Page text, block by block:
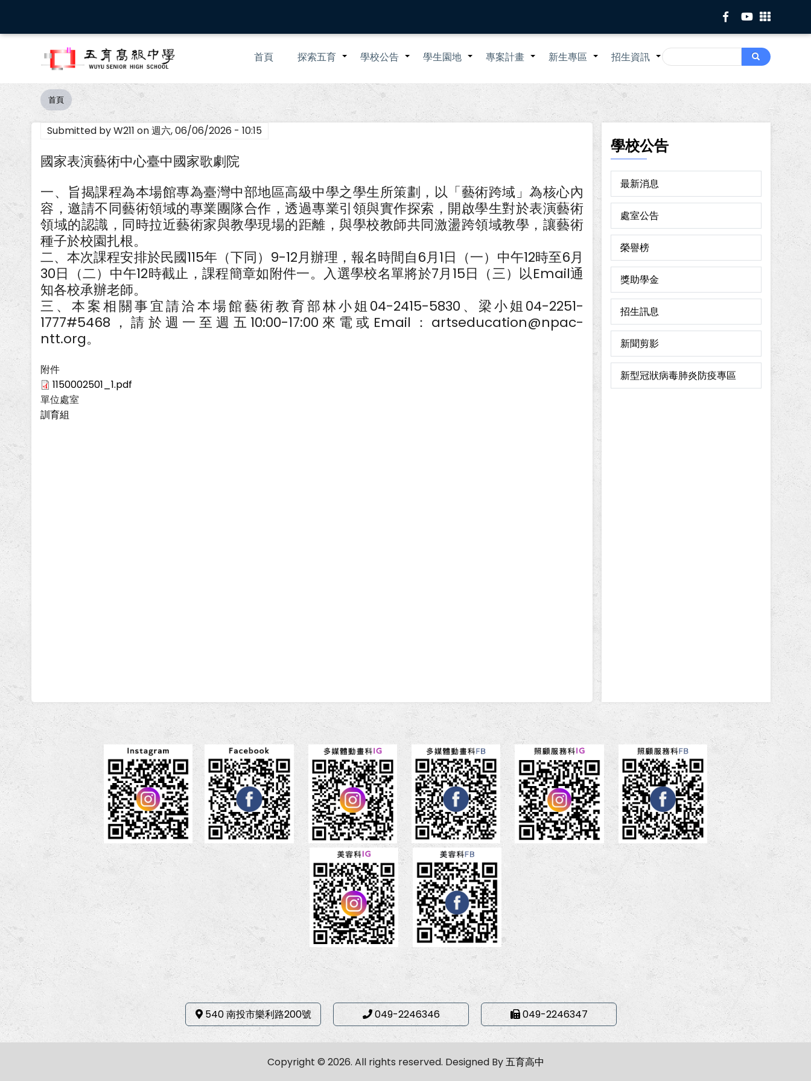
主
Search
Search
Main
navigation
首頁 +
探索五育 +
學校公告 +
學生園地 +
專案計畫 +
新生專區 +
招生資訊
導
航
連
首頁
Submitted byW211 on週六, 06/06/2026 - 10:15
國家表演藝術中心臺中國家歌劇院
一、旨揭課程為本場館專為臺灣中部地區高級中學之學生所策劃，以「藝術跨域」為核心內
容，邀請不同藝術領域的專業團隊合作，透過專業引領與實作探索，開啟學生對於表演藝術
領域的認識，同時拉近藝術家與教學現場的距離，與學校教師共同激盪跨領域教學，讓藝術
種子於校園扎根。
二、本次課程安排於民國115年（下同）9-12月辦理，報名時間自6月1日（一）中午12時至6月
30日（二）中午12時截止，課程簡章如附件一。入選學校名單將於7月15日（三）以Email通
知各校承辦老師。
三、本案相關事宜請洽本場館藝術教育部林小姐04-2415-5830、梁小姐04-2251-
1777#5468，請於週一至週五10:00-17:00來電或Email：artseducation@npac-
ntt.org。
附件
1150002501_1.pdf
單位處室
訓育組
學校公告
最新消息
處室公告
榮譽榜
獎助學金
招生訊息
新聞剪影
新型冠狀病毒肺炎防疫專區
540 南投市樂利路200號 049-2246346 049-2246347
Copyright © 2026. All rights reserved. Designed By五育高中